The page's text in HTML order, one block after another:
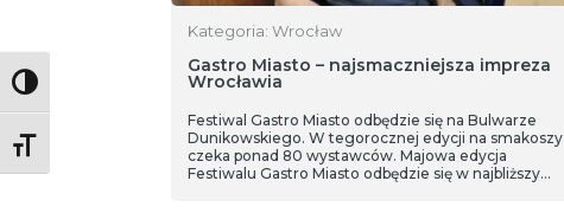
Toggle High Contrast
Toggle Font size
Kategoria: Wrocław
Gastro Miasto – najsmaczniejsza impreza
Wrocławia
Festiwal Gastro Miasto odbędzie się na Bulwarze
Dunikowskiego. W tegorocznej edycji na smakoszy
czeka ponad 80 wystawców. Majowa edycja
Festiwalu Gastro Miasto odbędzie się w najbliższy